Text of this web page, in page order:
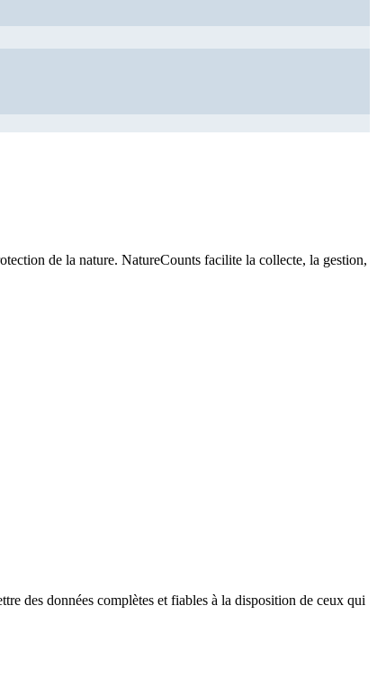
de la nature. NatureCounts facilite la collecte, la gestion,
des données complètes et fiables à la disposition de ceux qui